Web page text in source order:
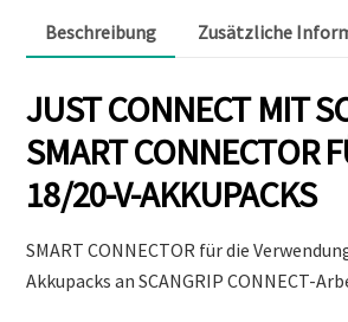
Beschreibung Zusätzliche
JUST CONNECT MIT
SMART CONNECTOR
18/20-V-AKKUPACKS
SMART CONNECTOR für die
Akkupacks an SCANGRIP CONNECT-